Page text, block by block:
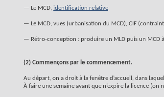
— Le MCD, identification relative
— Le MCD, vues (urbanisation du MCD), CIF
— Rétro-conception : produire un MLD puis un MCD
(2) Commençons par le commencement.
Au départ, on a droit à la fenêtre d’accueil, dans
À faire une semaine avant que n’expire la licence